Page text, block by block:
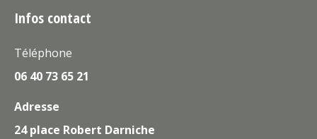
Infos contact
Téléphone
06 40 73 65 21
Adresse
24 place Robert Darniche